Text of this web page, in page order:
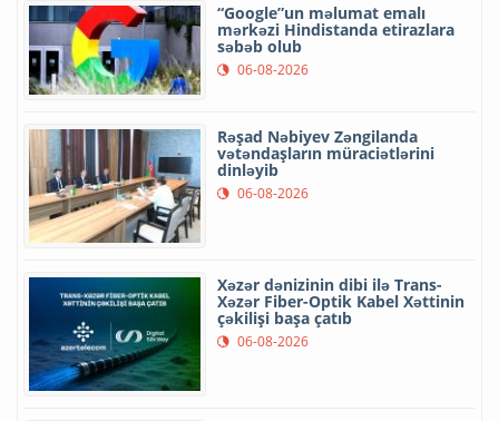
“Google”un məlumat emalı
mərkəzi Hindistanda etirazlara
səbəb olub
06-08-2026
Rəşad Nəbiyev Zəngilanda
vətəndaşların müraciətlərini
dinləyib
06-08-2026
Xəzər dənizinin dibi ilə Trans-
Xəzər Fiber-Optik Kabel Xəttinin
çəkilişi başa çatıb
06-08-2026